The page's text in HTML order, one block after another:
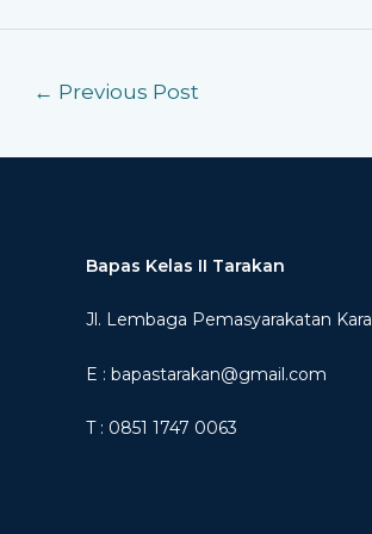
← Previous Post
Bapas Kelas II Tarakan
Jl. Lembaga Pemasyarakatan
E : bapastarakan@gmail.com
T : 0851 1747 0063